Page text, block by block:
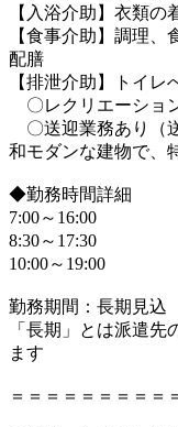
【入浴介助】衣類
【食事介助】調理、
配膳
【排泄介助】トイ
〇レクリエーショ
〇送迎業務あり（
和モダンな建物で、
◆勤務時間詳細
7:00～16:00
8:30～17:30
10:00～19:00
勤務期間：長期見込
「長期」とは派遣
ます
＝＝＝＝＝＝＝＝＝